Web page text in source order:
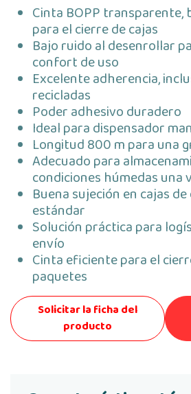
Cinta BOPP transparente,
para el cierre de cajas
Bajo ruido al desenrollar
confort de uso
Excelente adherencia,
recicladas
Poder adhesivo duradero
Ideal para dispensador
Longitud 800 m para una
Adecuado para
condiciones húmedas una
Buena sujeción en cajas
estándar
Solución práctica para
envío
Cinta eficiente para el
paquetes
Solicitar la ficha del
producto